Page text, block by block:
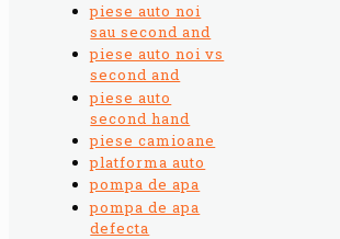
piese auto noi
sau second and
piese auto noi vs
second and
piese auto
second hand
piese camioane
platforma auto
pompa de apa
pompa de apa
defecta